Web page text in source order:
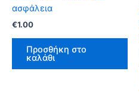
ασφάλεια
€1.00
Προσθήκη στο
καλάθι